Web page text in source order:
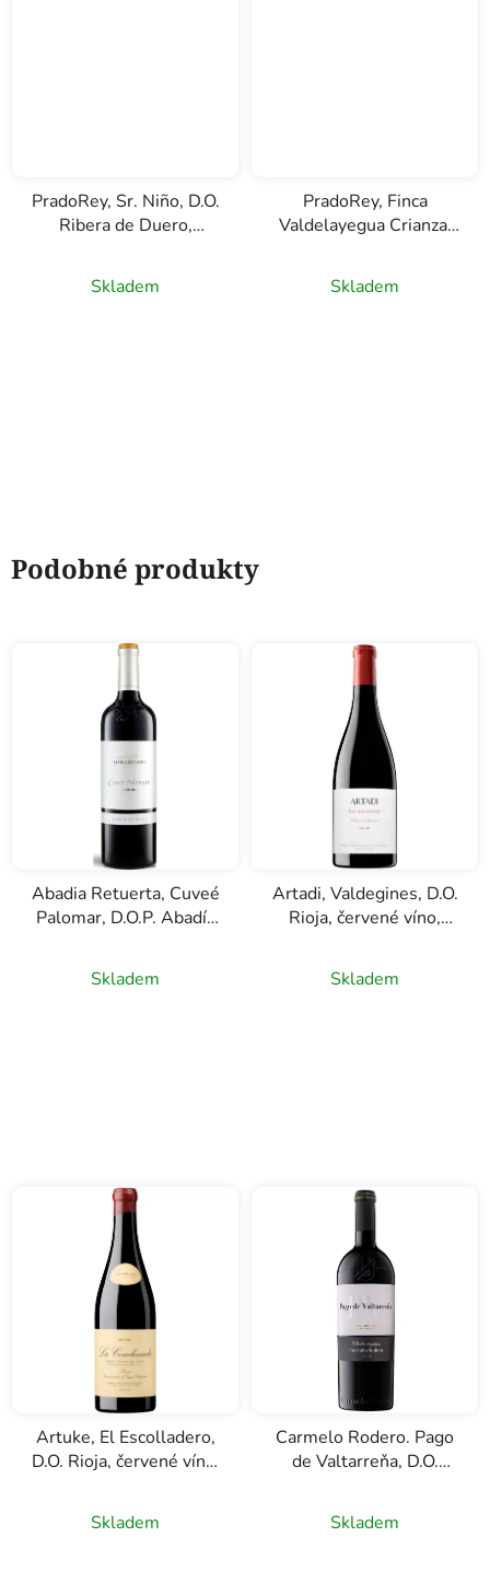
PradoRey, Sr. Niño, D.O.
Ribera de Duero,
Skladem
PradoRey, Finca
Valdelayegua Crianza,
červené víno, 0,75l
Skladem
Podobné produkty
Abadia Retuerta, Cuveé
Palomar, D.O.P. Abadía
0,75l
Skladem
Artadi, Valdegines, D.O.
Rioja, červené víno,
Skladem
Artuke, El Escolladero,
D.O. Rioja, červené víno,
Skladem
Carmelo Rodero. Pago
de Valtarreňa, D.O.
červené víno, 0,75l
Skladem